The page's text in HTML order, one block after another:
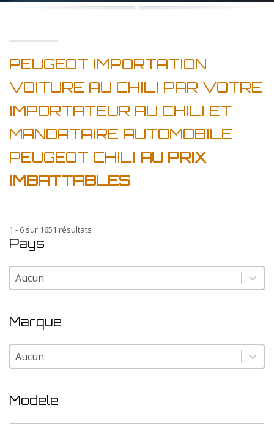
PEUGEOT IMPORTATION
VOITURE AU CHILI PAR VOTRE
IMPORTATEUR AU CHILI ET
MANDATAIRE AUTOMOBILE
PEUGEOT CHILI AU PRIX
IMBATTABLES
1 - 6 sur 1651 résultats
Pays
Pays
Pays
Marque
Marque
Marque
Modele